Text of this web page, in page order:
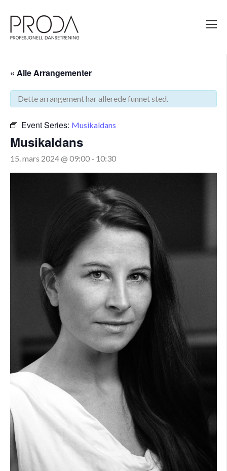
sidens
hovedinnhold
« Alle Arrangementer
Dette arrangement har allerede funnet sted.
Event Series: Musikaldans
Musikaldans
15. mars 2024 @ 09:00 - 10:30